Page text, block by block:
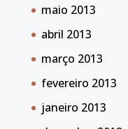
maio 2013
abril 2013
março 2013
fevereiro 2013
janeiro 2013